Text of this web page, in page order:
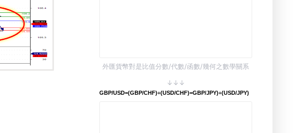
外匯貨幣對是比值分數/代數/函數/幾何之數學關系
↓↓↓
GBP/USD=(GBP/CHF)÷(USD/CHF)=GBP/JPY)÷(USD/JPY)